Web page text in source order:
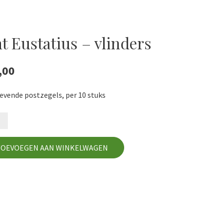
Eustatius – vlinders
postzegels, per 10 stuks
AAN WINKELWAGEN